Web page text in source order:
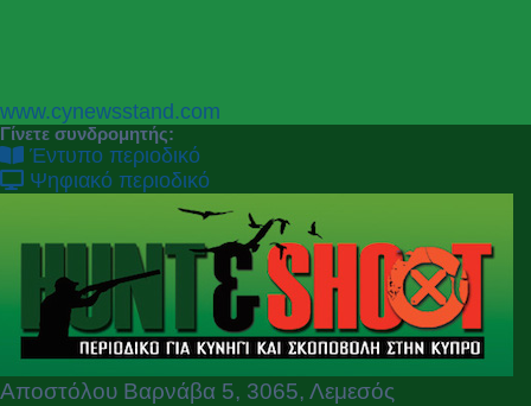
P
r
e
v
N
e
x
t
www.cynewsstand.com
Γίνετε συνδρομητής:
Έντυπο περιοδικό
Ψηφιακό περιοδικό
Αποστόλου Βαρνάβα 5, 3065, Λεμεσός